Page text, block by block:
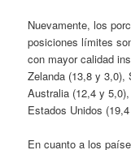
Nuevamente, los
posiciones límites
con mayor calidad
Zelanda (13,8 y 3,0),
Australia (12,4 y
Estados Unidos
En cuanto a los